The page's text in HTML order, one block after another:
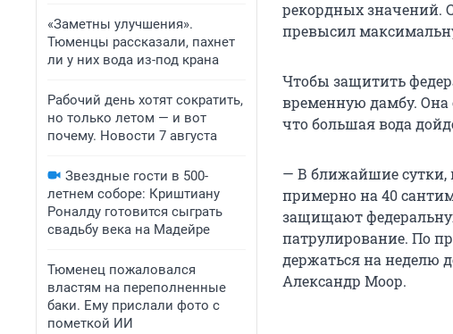
«Заметны улучшения».
Тюменцы рассказали, пахнет
ли у них вода из-под крана
Рабочий день хотят сократить,
но только летом — и вот
почему. Новости 7 августа
Звездные гости в 500-
летнем соборе: Криштиану
Роналду готовится сыграть
свадьбу века на Мадейре
Тюменец пожаловался
властям на переполненные
баки. Ему прислали фото с
пометкой ИИ
рекордных значений.
превысил
Чтобы защитить
временную дамбу. Она
что большая вода
— В ближайшие сутки,
примерно на 40
защищают
патрулирование. По
держаться на неделю
Александр Моор.